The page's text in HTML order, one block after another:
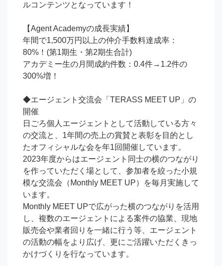
ルコンテンツとなっています！
【Agent Academyの成長実績】
年間で1,500万円以上の仲介手数料達成率：
80%！(第1期生・第2期生合計)
アカデミー生の月間成約件数：0.4件→1.2件の
300%増！
◆エージェント交流会「TERASS MEET UP」の
開催
日ごろ個人エージェントとして活動している方々
の交流と、1年間の売上の賞賛と表彰を目的とし
たオフィシャルな会を年1回開催しています。
2023年度からはエージェント同士の横のつながり
を作っていただく場として、参加者を絞った小規
模な交流会（Monthly MEET UP）を毎月実施して
います。
Monthly MEET UPで広がった横のつながりを活用
し、複数のエージェントによる案件の協業、現地
販売会や業者回りを一緒に行う等、エージェント
の活動の幅をより広げ、更にご活躍いただくきっ
かけづくりを行なっています。